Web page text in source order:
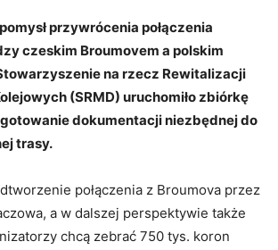
przywrócenia połączenia
czeskim Broumovem a polskim
na rzecz Rewitalizacji
(SRMD) uruchomiło zbiórkę
dokumentacji niezbędnej do
trasy.
połączenia z Broumova przez
a w dalszej perspektywie także
chcą zebrać 750 tys. koron